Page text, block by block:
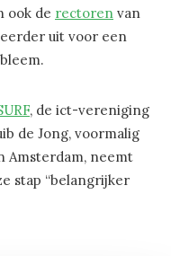
ook de rectoren van
uit voor een
, de ict-vereniging
de Jong, voormalig
Amsterdam, neemt
stap “belangrijker